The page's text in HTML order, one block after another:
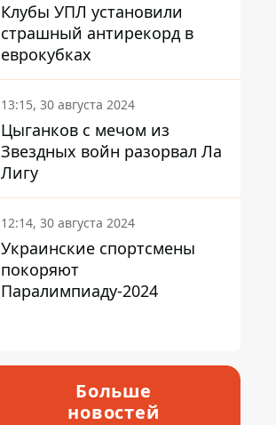
Клубы УПЛ установили
страшный антирекорд в
еврокубках
13:15, 30 августа 2024
Цыганков с мечом из
Звездных войн разорвал Ла
Лигу
12:14, 30 августа 2024
Украинские спортсмены
покоряют
Паралимпиаду-2024
Больше
новостей